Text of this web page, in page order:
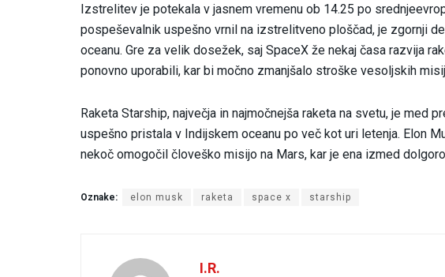
Izstrelitev je potekala v jasnem vremenu ob 14.25 po
pospeševalnik uspešno vrnil na izstrelitveno ploščad, je zgornji
oceanu. Gre za velik dosežek, saj SpaceX že nekaj časa razvija
ponovno uporabili, kar bi močno zmanjšalo stroške vesoljskih
Raketa Starship, največja in najmočnejša raketa na svetu, je med
uspešno pristala v Indijskem oceanu po več kot uri letenja. Elon
nekoč omogočil človeško misijo na Mars, kar je ena izmed
Oznake: elon musk raketa space x starship
I.R.